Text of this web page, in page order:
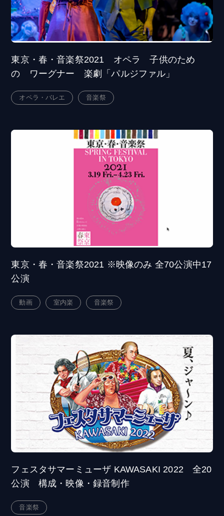
東京・春・音楽祭2021 オペラ 子供のため
の ワーグナー 楽劇「パルジファル」
オペラ・バレエ 音楽祭
東京・春・音楽祭2021 ※映像のみ 全70公演中17
公演
動画 室内楽 音楽祭
フェスタサマーミューザ KAWASAKI 2022 全20
公演 構成・映像・録音制作
音楽祭